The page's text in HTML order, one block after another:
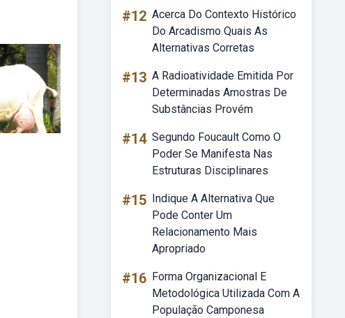
#12 Acerca Do Contexto Histórico
Do Arcadismo Quais As
Alternativas Corretas
#13 A Radioatividade Emitida Por
Determinadas Amostras De
Substâncias Provém
#14 Segundo Foucault Como O
Poder Se Manifesta Nas
Estruturas Disciplinares
#15 Indique A Alternativa Que
Pode Conter Um
Relacionamento Mais
Apropriado
#16 Forma Organizacional E
Metodológica Utilizada Com A
População Camponesa